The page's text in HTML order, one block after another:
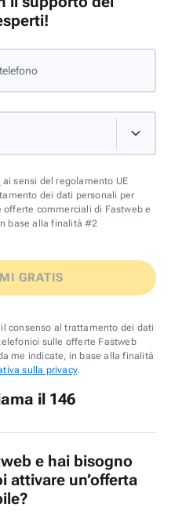
ai sensi del regolamento UE
dei dati personali per
commerciali di Fastweb e
base alla finalità #2
GRATIS
consenso al trattamento dei dati
sulle offerte Fastweb
me indicate, in base alla finalità
sulla privacy.
il 146
e hai bisogno
attivare un’offerta